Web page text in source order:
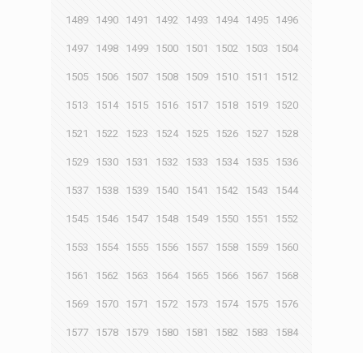
1489 1490 1491 1492 1493 1494 1495 1496
1497 1498 1499 1500 1501 1502 1503 1504
1505 1506 1507 1508 1509 1510 1511 1512
1513 1514 1515 1516 1517 1518 1519 1520
1521 1522 1523 1524 1525 1526 1527 1528
1529 1530 1531 1532 1533 1534 1535 1536
1537 1538 1539 1540 1541 1542 1543 1544
1545 1546 1547 1548 1549 1550 1551 1552
1553 1554 1555 1556 1557 1558 1559 1560
1561 1562 1563 1564 1565 1566 1567 1568
1569 1570 1571 1572 1573 1574 1575 1576
1577 1578 1579 1580 1581 1582 1583 1584